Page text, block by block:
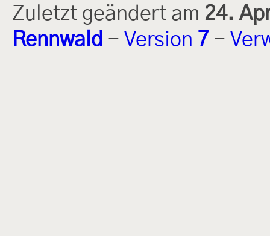
Zuletzt geändert am 24.
Rennwald - Version 7 -